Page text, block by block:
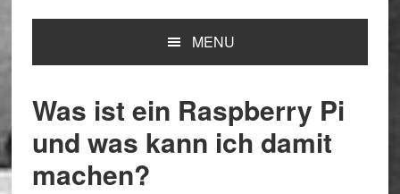
MENU
Was ist ein Raspberry Pi
und was kann ich damit
machen?